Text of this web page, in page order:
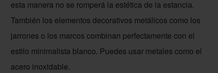
esta manera no se romperá la estética de la estancia.
También los elementos decorativos metálicos como los
jarrones o los marcos combinan perfectamente con el
estilo minimalista blanco. Puedes usar metales como el
acero inoxidable.